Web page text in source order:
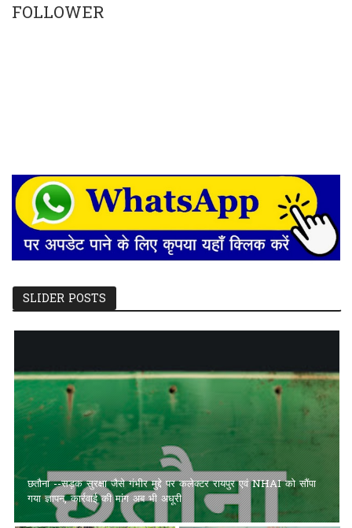
FOLLOWER
SLIDER POSTS
छतौना --सड़क सुरक्षा जैसे गंभीर मुद्दे पर कलेक्टर रायपुर एवं NHAI को सौंपा
गया ज्ञापन, कार्रवाई की मांग अब भी अधूरी